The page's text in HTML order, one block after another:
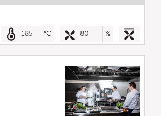
185 °C 80 %